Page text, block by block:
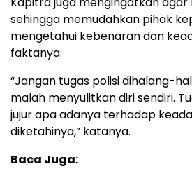
sehingga memudahkan pihak
mengetahui kebenaran dan
faktanya.
“Jangan tugas polisi dihalang-
malah menyulitkan diri sendiri.
jujur apa adanya terhadap
diketahinya,” katanya.
Baca Juga: